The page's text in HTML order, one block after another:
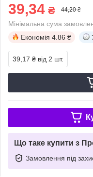
39,34 ₴ 44,20 ₴
Мінімальна сума
Економія 4.86 ₴
39,17 ₴ від 2 шт.
Що таке купити з
Замовлення під